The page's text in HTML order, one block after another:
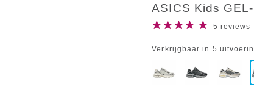
ASICS Kids
5 reviews
Verkrijgbaar in 5